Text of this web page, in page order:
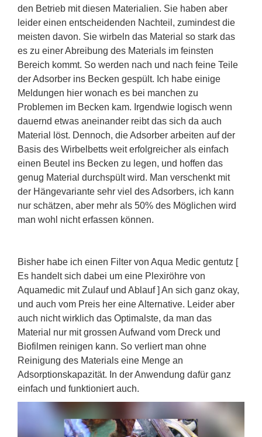
den Betrieb mit diesen Materialien. Sie haben aber
leider einen entscheidenden Nachteil, zumindest die
meisten davon. Sie wirbeln das Material so stark das
es zu einer Abreibung des Materials im feinsten
Bereich kommt. So werden nach und nach feine Teile
der Adsorber ins Becken gespült. Ich habe einige
Meldungen hier wonach es bei manchen zu
Problemen im Becken kam. Irgendwie logisch wenn
dauernd etwas aneinander reibt das sich da auch
Material löst. Dennoch, die Adsorber arbeiten auf der
Basis des Wirbelbetts weit erfolgreicher als einfach
einen Beutel ins Becken zu legen, und hoffen das
genug Material durchspült wird. Man verschenkt mit
der Hängevariante sehr viel des Adsorbers, ich kann
nur schätzen, aber mehr als 50% des Möglichen wird
man wohl nicht erfassen können.
Bisher habe ich einen Filter von Aqua Medic gentutz [
Es handelt sich dabei um eine Plexiröhre von
Aquamedic mit Zulauf und Ablauf ] An sich ganz okay,
und auch vom Preis her eine Alternative. Leider aber
auch nicht wirklich das Optimalste, da man das
Material nur mit grossen Aufwand vom Dreck und
Biofilmen reinigen kann. So verliert man ohne
Reinigung des Materials eine Menge an
Adsorptionskapazität. In der Anwendung dafür ganz
einfach und funktioniert auch.